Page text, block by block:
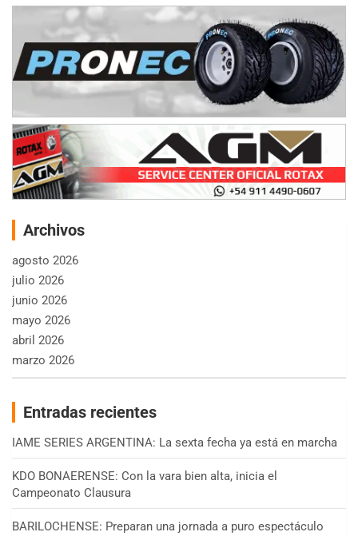
Archivos
agosto 2026
julio 2026
junio 2026
mayo 2026
abril 2026
marzo 2026
Entradas recientes
IAME SERIES ARGENTINA: La sexta fecha ya está en marcha
KDO BONAERENSE: Con la vara bien alta, inicia el
Campeonato Clausura
BARILOCHENSE: Preparan una jornada a puro espectáculo